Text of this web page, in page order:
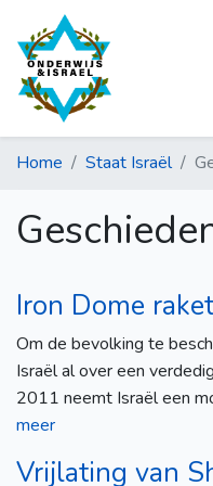
Home Staat Israël
Iron Dome
Om de bevolking te
Israël al over een
2011 neemt Israël een
meer
Vrijlating van